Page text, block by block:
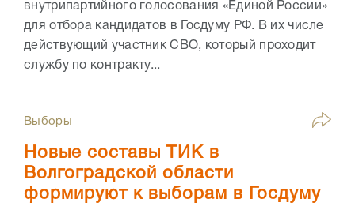
внутрипартийного голосования «Единой России»
для отбора кандидатов в Госдуму РФ. В их числе
действующий участник СВО, который проходит
службу по контракту...
Выборы
Новые составы ТИК в
Волгоградской области
формируют к выборам в Госдуму